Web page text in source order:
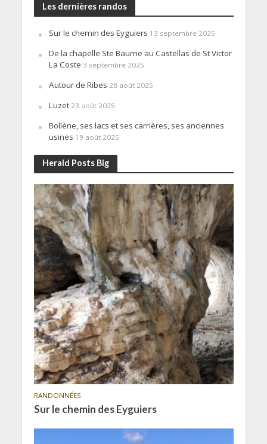
Les dernières randos
Sur le chemin des Eyguiers 13 septembre 2025
De la chapelle Ste Baume au Castellas de St Victor
La Coste 3 septembre 2025
Autour de Ribes 28 août 2025
Luzet 23 août 2025
Bollène, ses lacs et ses carrières, ses anciennes
usines 19 août 2025
Herald Posts Big
RANDONNÉES
Sur le chemin des Eyguiers